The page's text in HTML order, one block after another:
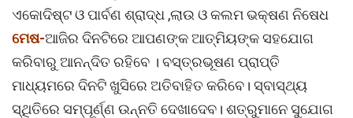
ଏକୋଦିଷ୍ଟ ଓ ପାର୍ବଣ ଶ୍ରାଦ୍ଧ ,ଲାଉ ଓ କଲମ ଭକ୍ଷଣ ନିଷେଧ
ମେଷ-ଆଜିର ଦିନଟିରେ ଆପଣଙ୍କ ଆତ୍ମିୟଙ୍କ ସହଯୋଗ
କରିବାରୁ ଆନନ୍ଦିତ ରହିବେ । ବସ୍ତ୍ରଭୂଷଣ ପ୍ରାପ୍ତି
ମାଧ୍ୟମରେ ଦିନଟି ଖୁସିରେ ଅତିବାହିତ କରିବେ। ସ୍ବାସ୍ଥ୍ୟ
ସ୍ଥିତିରେ ସମ୍ପୂର୍ଣ୍ଣ ଉନ୍ନତି ଦେଖାଦେବ। ଶତ୍ରୁମାନେ ସୁଯୋଗ